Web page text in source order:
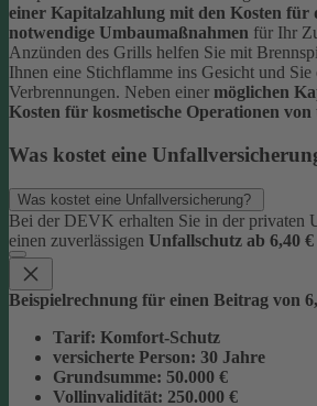
einer Kapitalzahlung mit den Kosten für
notwendige Umbaumaßnahmen für Ihr
Anzünden des Grills helfen Sie mit
Ihnen eine Stichflamme ins Gesicht und Sie
Verbrennungen. Neben einer möglichen
Kosten für kosmetische Operationen
Was kostet eine
Was kostet eine Unfallversicherung?
Bei der DEVK erhalten Sie in der privaten
einen zuverlässigen Unfallschutz ab 6,40 €
Beispielrechnung für einen Beitrag von
Tarif: Komfort-Schutz
versicherte Person: 30 Jahre
Grundsumme: 50.000 €
Vollinvalidität: 250.000 €